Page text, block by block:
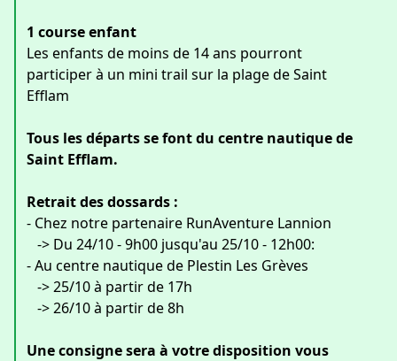
1 course enfant
Les enfants de moins de 14 ans pourront
participer à un mini trail sur la plage de Saint
Efflam
Tous les départs se font du centre nautique de
Saint Efflam.
Retrait des dossards :
- Chez notre partenaire RunAventure Lannion
-> Du 24/10 - 9h00 jusqu'au 25/10 - 12h00:
- Au centre nautique de Plestin Les Grèves
-> 25/10 à partir de 17h
-> 26/10 à partir de 8h
Une consigne sera à votre disposition vous